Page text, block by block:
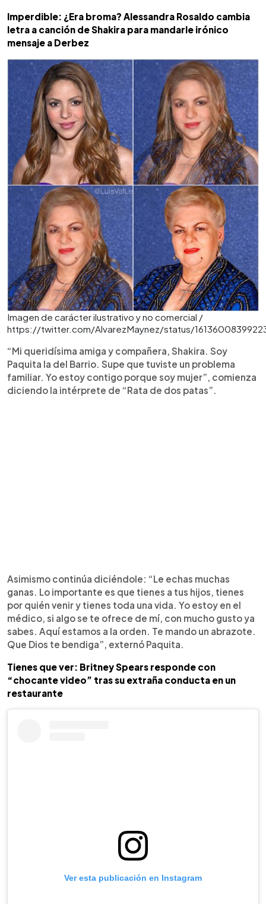
Imperdible: ¿Era broma? Alessandra Rosaldo cambia
letra a canción de Shakira para mandarle irónico
mensaje a Derbez
Imagen de carácter ilustrativo y no comercial /
https://twitter.com/AlvarezMaynez/status/
“Mi queridísima amiga y compañera, Shakira. Soy
Paquita la del Barrio. Supe que tuviste un problema
familiar. Yo estoy contigo porque soy mujer”, comienza
diciendo la intérprete de “Rata de dos patas”.
Asimismo continúa diciéndole: “Le echas muchas
ganas. Lo importante es que tienes a tus hijos, tienes
por quién venir y tienes toda una vida. Yo estoy en el
médico, si algo se te ofrece de mí, con mucho gusto ya
sabes. Aquí estamos a la orden. Te mando un abrazote.
Que Dios te bendiga”, externó Paquita.
Tienes que ver: Britney Spears responde con
“chocante video” tras su extraña conducta en un
restaurante
Ver esta publicación en Instagram